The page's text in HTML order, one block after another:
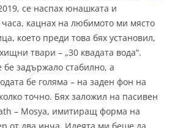
се наспах юнашката и
часа, кацнах на любимото ми място
което преди това бях установил,
твари – „30 квадата вода“.
бе задържало стабилно, а
бе голяма – на заден фон на
точно. Бях заложил на пасивен
– Mosya, имитиращ форма на